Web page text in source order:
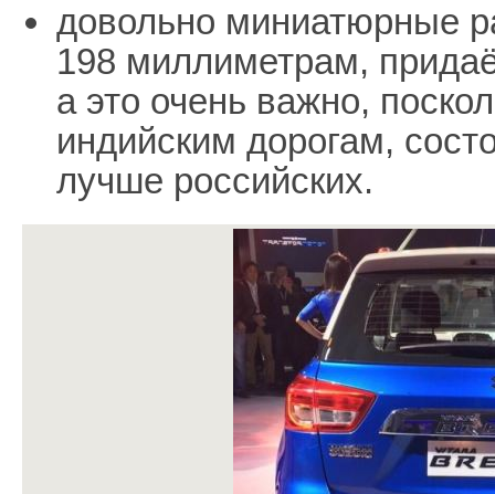
довольно миниатюрные
198 миллиметрам,
а это очень важно,
индийским дорогам,
лучше российских.